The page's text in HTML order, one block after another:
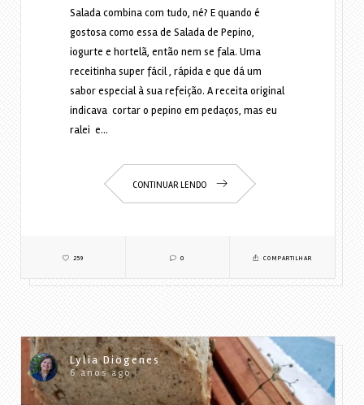
Salada combina com tudo, né? E quando é
gostosa como essa de Salada de Pepino,
iogurte e hortelã, então nem se fala. Uma
receitinha super fácil , rápida e que dá um
sabor especial à sua refeição. A receita original
indicava cortar o pepino em pedaços, mas eu
ralei e…
CONTINUAR LENDO
259 0 COMPARTILHAR
Lylia Diogenes
6 anos ago